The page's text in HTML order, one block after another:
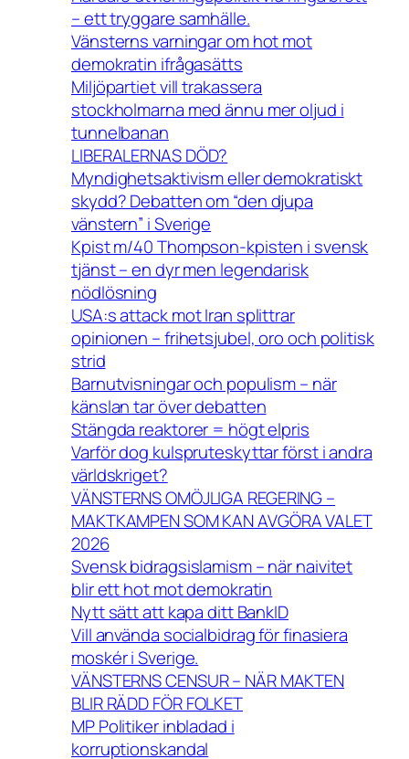
– ett tryggare samhälle.
Vänsterns varningar om hot mot
demokratin ifrågasätts
Miljöpartiet vill trakassera
stockholmarna med ännu mer oljud i
tunnelbanan
LIBERALERNAS DÖD?
Myndighetsaktivism eller demokratiskt
skydd? Debatten om “den djupa
vänstern” i Sverige
Kpist m/40 Thompson-kpisten i svensk
tjänst – en dyr men legendarisk
nödlösning
USA:s attack mot Iran splittrar
opinionen – frihetsjubel, oro och politisk
strid
Barnutvisningar och populism – när
känslan tar över debatten
Stängda reaktorer = högt elpris
Varför dog kulspruteskyttar först i andra
världskriget?
VÄNSTERNS OMÖJLIGA REGERING –
MAKTKAMPEN SOM KAN AVGÖRA VALET
2026
Svensk bidragsislamism – när naivitet
blir ett hot mot demokratin
Nytt sätt att kapa ditt BankID
Vill använda socialbidrag för finasiera
moskér i Sverige.
VÄNSTERNS CENSUR – NÄR MAKTEN
BLIR RÄDD FÖR FOLKET
MP Politiker inbladad i
korruptionskandal